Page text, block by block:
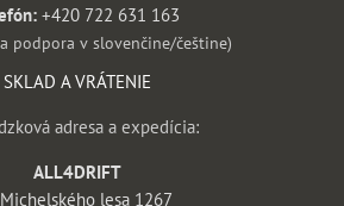
+420 722 631 163
podpora v slovenčine/češtine)
SKLAD A VRÁTENIE
adresa a expedícia:
ALL4DRIFT
lesa 1267